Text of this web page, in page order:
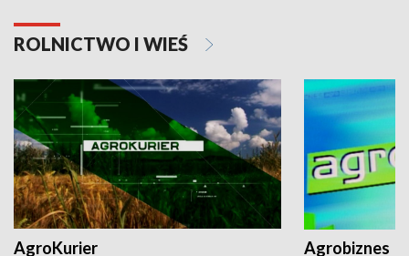
ROLNICTWO I WIEŚ
AgroKurier Agrobiznes